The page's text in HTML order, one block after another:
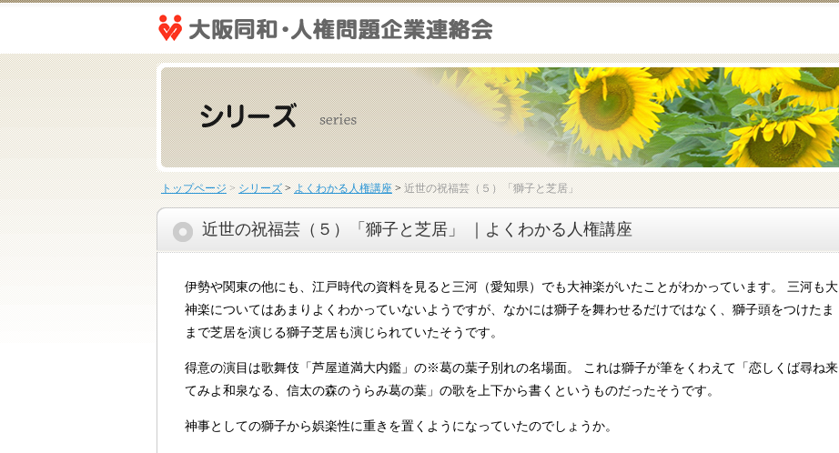
トップページ>シリーズ>よくわかる人権講座>近世の祝福芸（５）「獅子と芝居」
近世の祝福芸（５）「獅子と芝居」 ｜よくわかる人権講座
伊勢や関東の他にも、江戸時代の資料を見ると三河（愛知県）でも大神楽がいたことがわかっています。 三河も大
神楽についてはあまりよくわかっていないようですが、なかには獅子を舞わせるだけではなく、獅子頭をつけたま
まで芝居を演じる獅子芝居も演じられていたそうです。
得意の演目は歌舞伎「芦屋道満大内鑑」の※葛の葉子別れの名場面。 これは獅子が筆をくわえて「恋しくば尋ね来
てみよ和泉なる、信太の森のうらみ葛の葉」の歌を上下から書くというものだったそうです。
神事としての獅子から娯楽性に重きを置くようになっていたのでしょうか。